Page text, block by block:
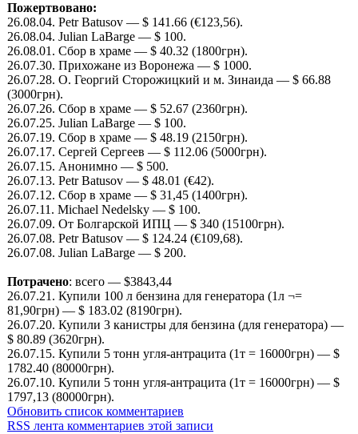
Пожертвовано:
26.08.04. Petr Batusov — $ 141.66 (€123,56).
26.08.04. Julian LaBarge — $ 100.
26.08.01. Сбор в храме — $ 40.32 (1800грн).
26.07.30. Прихожане из Воронежа — $ 1000.
26.07.28. О. Георгий Сторожицкий и м. Зинаида — $ 66.88
(3000грн).
26.07.26. Сбор в храме — $ 52.67 (2360грн).
26.07.25. Julian LaBarge — $ 100.
26.07.19. Сбор в храме — $ 48.19 (2150грн).
26.07.17. Сергей Сергеев — $ 112.06 (5000грн).
26.07.15. Анонимно — $ 500.
26.07.13. Petr Batusov — $ 48.01 (€42).
26.07.12. Сбор в храме — $ 31,45 (1400грн).
26.07.11. Michael Nedelsky — $ 100.
26.07.09. От Болгарской ИПЦ — $ 340 (15100грн).
26.07.08. Petr Batusov — $ 124.24 (€109,68).
26.07.08. Julian LaBarge — $ 200.
Потрачено: всего — $3843,44
26.07.21. Купили 100 л бензина для генератора (1л ¬=
81,90грн) — $ 183.02 (8190грн).
26.07.20. Купили 3 канистры для бензина (для генератора) —
$ 80.89 (3620грн).
26.07.15. Купили 5 тонн угля-антрацита (1т = 16000грн) — $
1782.40 (80000грн).
26.07.10. Купили 5 тонн угля-антрацита (1т = 16000грн) — $
1797,13 (80000грн).
Обновить список комментариев
RSS лента комментариев этой записи